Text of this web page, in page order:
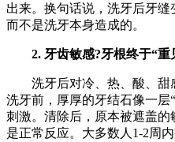
出来。换句话说，洗牙后牙
而不是洗牙本身造成的。
2. 牙齿敏感?牙根终于“重
洗牙后对冷、热、酸、甜
洗牙前，厚厚的牙结石像一层
刺激。清除后，原本被遮盖
是正常反应。大多数人1-2周